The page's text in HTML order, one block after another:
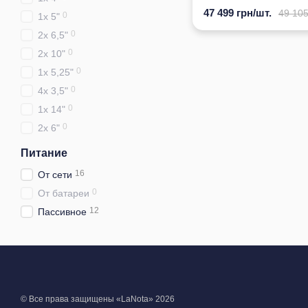
49
47 499 грн/шт.
1x 5" 0
2x 6,5" 0
2x 10" 0
1x 5,25" 0
4x 3,5" 0
1х 14" 0
2x 6" 0
Питание
От сети 16
От батареи 0
Пассивное 12
© Все права защищены «LaNota» 2026